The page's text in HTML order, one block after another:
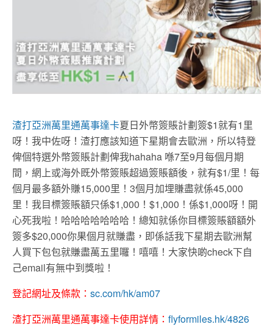
渣打亞洲萬里通萬事達卡夏日外幣簽賬計劃簽$1就有1里
呀！我中佐呀！渣打應該知道下星期會去歐洲，所以特登
俾個特選外幣簽賬計劃俾我hahaha 喺7至9月每個月期
間，網上或海外既外幣簽賬超過簽賬額後，就有$1/里！每
個月最多額外賺15,000里！3個月加埋賺盡就係45,000
里！我目標簽賬額只係$1,000！$1,000！係$1,000呀！開
心死我啦！哈哈哈哈哈哈哈！總知就係你目標簽賬額額外
簽多$20,000你果個月就賺盡，即係話我下星期去歐洲幫
人買下包包就賺盡萬五里囉！嘻嘻！大家快啲check下自
己email有無中到獎啦！
登記網址及條款： sc.com/hk/am07
渣打亞洲萬里通萬事達卡使用詳情： flyformiles.hk/4826